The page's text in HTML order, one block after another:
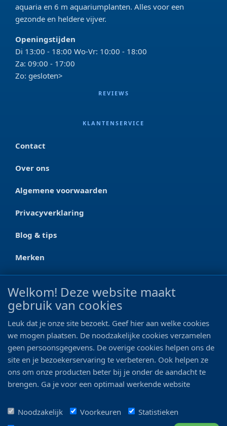
aquaria en 6 m aquariumplanten. Alles voor een
gezonde en heldere vijver.
Openingstijden
Di 13:00 - 18:00 Wo-Vr: 10:00 - 18:00
Za: 09:00 - 17:00
Zo: gesloten>
REVIEWS
KLANTENSERVICE
Contact
Over ons
Algemene voorwaarden
Privacyverklaring
Blog & tips
Merken
CONTACT
Ootmarsumseweg 125a
0546 - 622 990
06 - 11 19 81 42
info@bo-vis.nl
Welkom! Deze website maakt
gebruik van cookies
Leuk dat je onze site bezoekt. Geef hier aan welke cookies
we mogen plaatsen. De noodzakelijke cookies verzamelen
geen persoonsgegevens. De overige cookies helpen ons de
site en je bezoekerservaring te verbeteren. Ook helpen ze
ons om onze producten beter bij je onder de aandacht te
brengen. Ga je voor een optimaal werkende website
Noodzakelijk
Voorkeuren
Statistieken